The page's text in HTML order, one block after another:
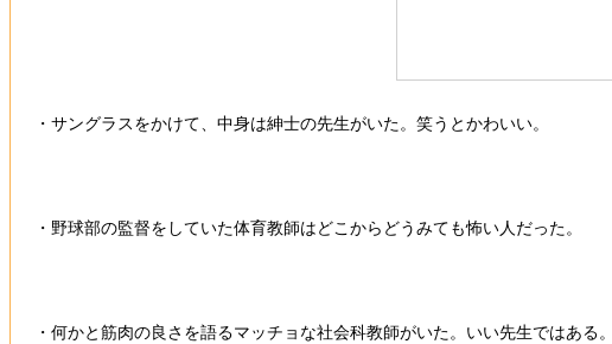
・サングラスをかけて、中身は紳士の先生がいた。笑うとかわいい。
・野球部の監督をしていた体育教師はどこからどうみても怖い人だった。
・何かと筋肉の良さを語るマッチョな社会科教師がいた。いい先生ではある。